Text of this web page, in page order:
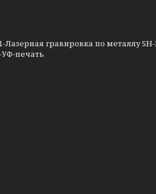
гравировка по металлу
УФ-печать